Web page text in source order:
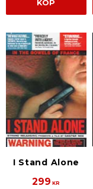
KÖP
I Stand Alone
299 KR